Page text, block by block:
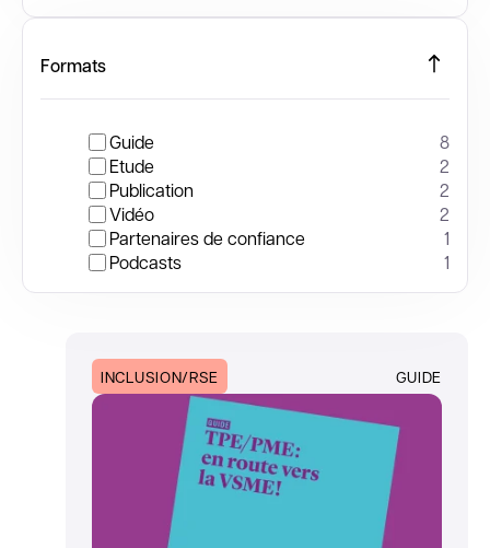
Formats
Guide
8
Etude
2
Publication
2
Vidéo
2
Partenaires de confiance
1
Podcasts
1
INCLUSION/RSE GUIDE